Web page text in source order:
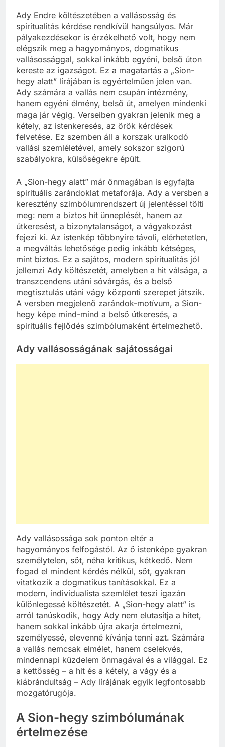
Ady Endre költészetében a vallásosság és
spiritualitás kérdése rendkívül hangsúlyos. Már
pályakezdésekor is érzékelhető volt, hogy nem
elégszik meg a hagyományos, dogmatikus
vallásossággal, sokkal inkább egyéni, belső úton
kereste az igazságot. Ez a magatartás a „Sion-
hegy alatt” lírájában is egyértelműen jelen van.
Ady számára a vallás nem csupán intézmény,
hanem egyéni élmény, belső út, amelyen mindenki
maga jár végig. Verseiben gyakran jelenik meg a
kétely, az istenkeresés, az örök kérdések
felvetése. Ez szemben áll a korszak uralkodó
vallási szemléletével, amely sokszor szigorú
szabályokra, külsőségekre épült.
A „Sion-hegy alatt” már önmagában is egyfajta
spirituális zarándoklat metaforája. Ady a versben a
keresztény szimbólumrendszert új jelentéssel tölti
meg: nem a biztos hit ünneplését, hanem az
útkeresést, a bizonytalanságot, a vágyakozást
fejezi ki. Az istenkép többnyire távoli, elérhetetlen,
a megváltás lehetősége pedig inkább kétséges,
mint biztos. Ez a sajátos, modern spiritualitás jól
jellemzi Ady költészetét, amelyben a hit válsága, a
transzcendens utáni sóvárgás, és a belső
megtisztulás utáni vágy központi szerepet játszik.
A versben megjelenő zarándok-motívum, a Sion-
hegy képe mind-mind a belső útkeresés, a
spirituális fejlődés szimbólumaként értelmezhető.
Ady vallásosságának sajátosságai
Ady vallásossága sok ponton eltér a
hagyományos felfogástól. Az ő istenképe gyakran
személytelen, sőt, néha kritikus, kétkedő. Nem
fogad el mindent kérdés nélkül, sőt, gyakran
vitatkozik a dogmatikus tanításokkal. Ez a
modern, individualista szemlélet teszi igazán
különlegessé költészetét. A „Sion-hegy alatt” is
arról tanúskodik, hogy Ady nem elutasítja a hitet,
hanem sokkal inkább újra akarja értelmezni,
személyessé, elevenné kívánja tenni azt. Számára
a vallás nemcsak elmélet, hanem cselekvés,
mindennapi küzdelem önmagával és a világgal. Ez
a kettősség – a hit és a kétely, a vágy és a
kiábrándultság – Ady lírájának egyik legfontosabb
mozgatórugója.
A Sion-hegy szimbólumának
értelmezése